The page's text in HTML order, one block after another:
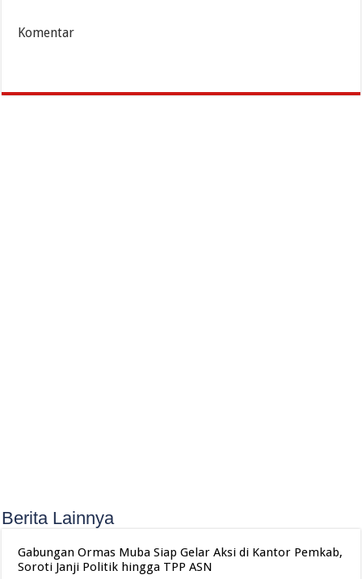
Komentar
Berita Lainnya
Gabungan Ormas Muba Siap Gelar Aksi di Kantor Pemkab,
Soroti Janji Politik hingga TPP ASN